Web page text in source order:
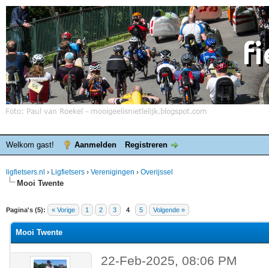
Welkom gast! Aanmelden Registreren
ligfietsers.nl › Ligfietsers › Verenigingen › Overijssel
Mooi Twente
Pagina's (5): « Vorige 1 2 3 4 5 Volgende »
waardering is 0
Mooi Twente
22-Feb-2025, 08:06 PM